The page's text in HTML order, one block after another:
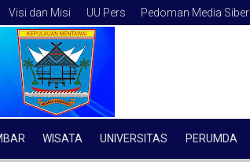
Visi dan Misi UU Pers Pedoman Media Siber
WISATA UNIVERSITAS PERUMDA